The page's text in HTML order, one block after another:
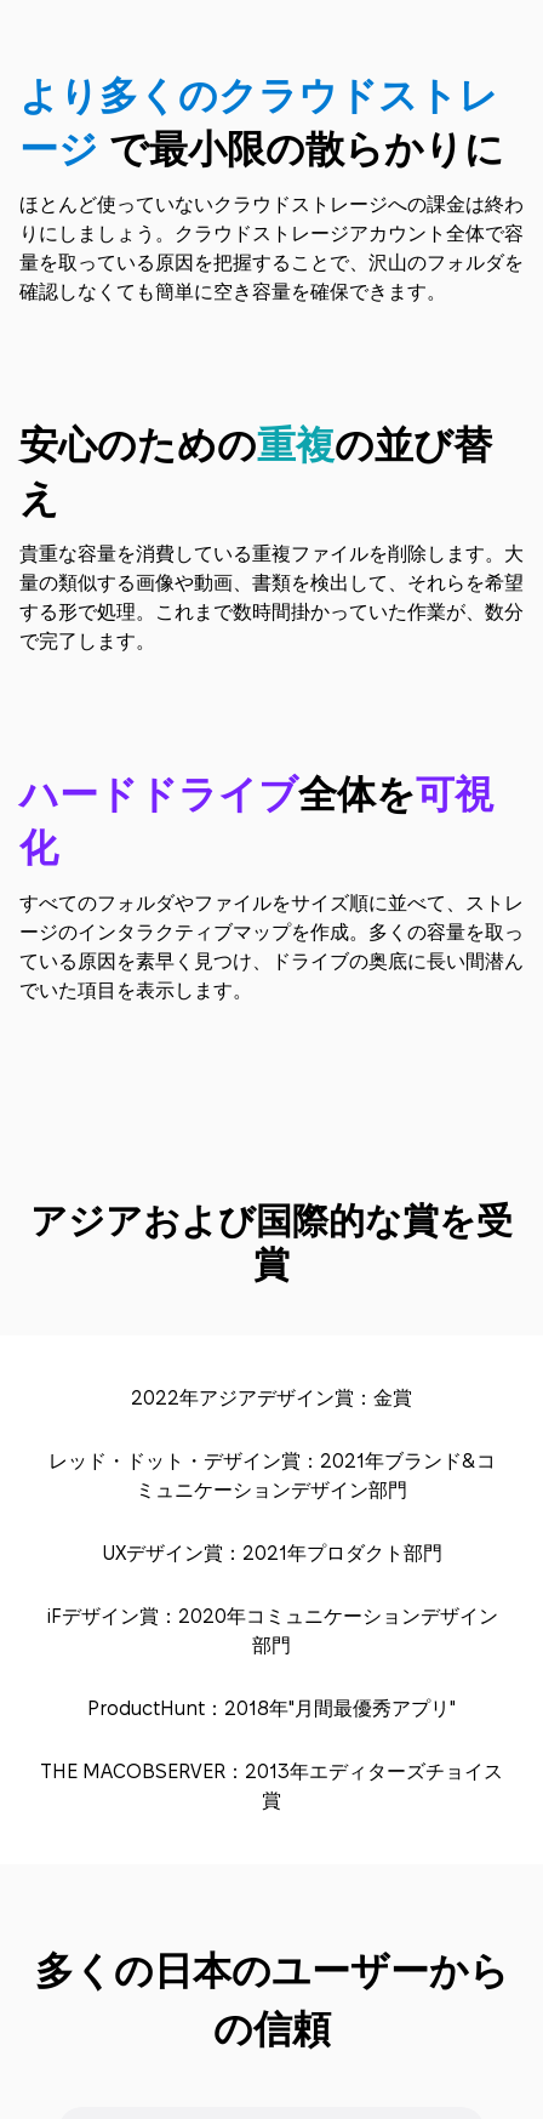
より多くのクラウドストレ
ージ で最小限の散らかりに
ほとんど使っていないクラウドストレージへの課金は終わ
りにしましょう。クラウドストレージアカウント全体で容
量を取っている原因を把握することで、沢山のフォルダを
確認しなくても簡単に空き容量を確保できます。
安心のための重複の並び替
え
貴重な容量を消費している重複ファイルを削除します。大
量の類似する画像や動画、書類を検出して、それらを希望
する形で処理。これまで数時間掛かっていた作業が、数分
で完了します。
ハードドライブ全体を可視
化
すべてのフォルダやファイルをサイズ順に並べて、ストレ
ージのインタラクティブマップを作成。多くの容量を取っ
ている原因を素早く見つけ、ドライブの奥底に長い間潜ん
でいた項目を表示します。
アジアおよび国際的な賞を受
賞
2022年アジアデザイン賞：金賞
レッド・ドット・デザイン賞：2021年ブランド&コ
ミュニケーションデザイン部門
UXデザイン賞：2021年プロダクト部門
iFデザイン賞：2020年コミュニケーションデザイン
部門
ProductHunt：2018年"月間最優秀アプリ"
THE MACOBSERVER：2013年エディターズチョイス
賞
多くの日本のユーザーから
の信頼